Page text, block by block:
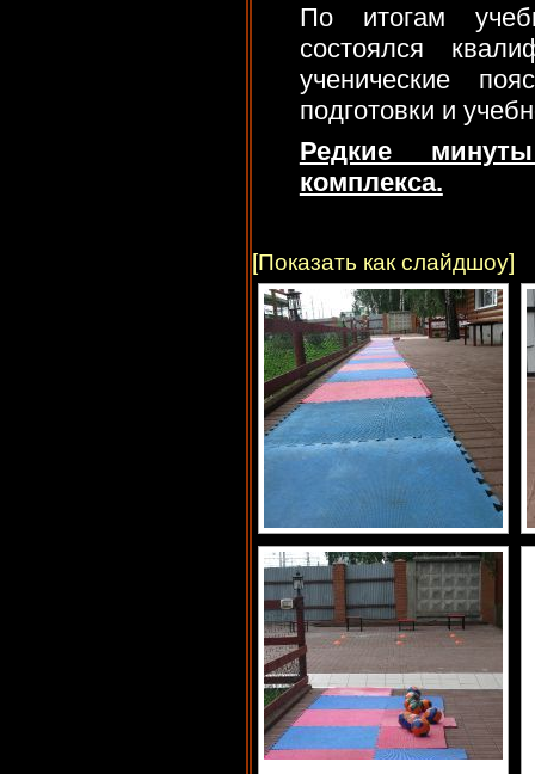
По итогам
состоялся
ученические
подготовки и
Редкие
комплекса.
[Показать как слайдшоу]